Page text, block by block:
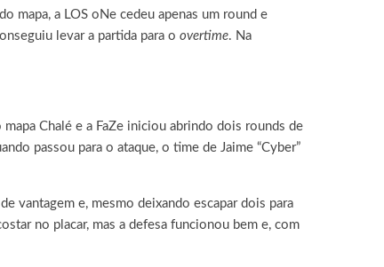
mapa, a LOS oNe cedeu apenas um round e
levar a partida para o overtime. Na
Chalé e a FaZe iniciou abrindo dois rounds de
passou para o ataque, o time de Jaime “Cyber”
vantagem e, mesmo deixando escapar dois para
no placar, mas a defesa funcionou bem e, com